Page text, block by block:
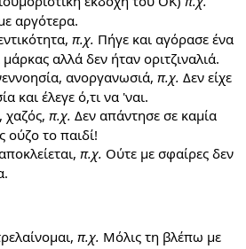
αργότερα.
π.χ. Πήγε και αγόρασε ένα
αλλά δεν ήταν οριτζιναλιά.
ανοργανωσιά, π.χ. Δεν είχε
και έλεγε ό,τι να 'ναι.
π.χ. Δεν απάντησε σε καμία
ούζο το παιδί!
π.χ. Ούτε με σφαίρες δεν
π.χ. Μόλις τη βλέπω με